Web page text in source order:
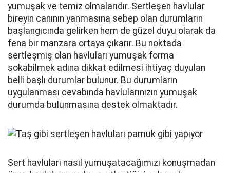
yumuşak ve temiz olmalarıdır. Sertleşen havlular
bireyin canının yanmasına sebep olan durumların
başlangıcında gelirken hem de güzel duyu olarak da
fena bir manzara ortaya çıkarır. Bu noktada
sertleşmiş olan havluları yumuşak forma
sokabilmek adına dikkat edilmesi ihtiyaç duyulan
belli başlı durumlar bulunur. Bu durumların
uygulanması cevabında havlularınızın yumuşak
durumda bulunmasına destek olmaktadır.
Sert havluları nasıl yumuşatacağımızı konuşmadan